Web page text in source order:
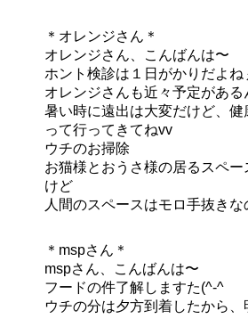
＊オレンジさん＊
オレンジさん、こんばんは〜
ホント検診は１日がかりだよね
オレンジさんも近々予定がある
暑い時に遠出は大変だけど、
って行ってきてねvv
ウチのお掃除
お猫様とおうさ様の居るスペ
けど
人間のスペースはモロ手抜き
＊mspさん＊
mspさん、こんばんは〜
フードの件了解しますた(^-^ゝ
ウチの分は夕方到着したから